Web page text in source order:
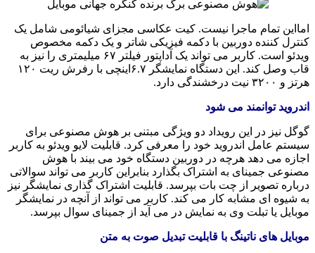
امااین تمام ماجرا نیست. کیت عکاسی مجزای شیائومی شامل یک
کنترل کننده دوربین با دکمه فیزیکی شاتر و یک دکمه مخصوص
ویدئو است. کاربر می تواند یک آداپتور فیلتر ۶۷ میلیمتری را نیز به
قاب وصل کند. این دستگاه نمایشگر ۶.۷اینچی با رفرش ریت ۱۲۰
هرتز و ۳۲۰۰ نیت درخشندگی دارد.
اندروید توانمند می شود
گوگل نیز در این رویداد دو ویژگی مبتنی بر هوش مصنوعی برای
سیستم عامل اندروید خود را معرفی کرد. قابلیت لایو ویدئو به کاربر
اجازه می دهد هرچه در دوربین دستگاه خود می بیند با هوش
مصنوعی جمینای به اشتراک بگذارد بنابراین کاربر می تواند سوالاتی
درباره تصویر از چت بات بپرسد. قابلیت اشتراک گذاری نمایشگر نیز
به شیوه ای مشابه کار می کند. کاربر می تواند از آنچه در نمایشگر
موبایل یا تبلت وی به نمایش در می آید از جمینای سوال بپرسد.
موبایل های ناتینگ با قابلیت تبدیل صوت به متن